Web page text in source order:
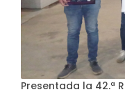
Presentada la 42.ª